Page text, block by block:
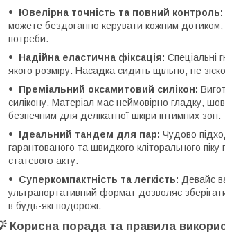
Ювелірна точність та повний контроль:
можете бездоганно керувати кожним дотиком,
потреби.
Надійна еластична фіксація: Спеціальні
якого розміру. Насадка сидить щільно, не
Преміальний оксамитовий силікон:
силікону. Матеріал має неймовірно гладку,
безпечним для делікатної шкіри інтимних зон.
Ідеальний тандем для пар: Чудово
гарантованого та швидкого кліторального
статевого акту.
Суперкомпактність та легкість: Девайс
ультрапортативний формат дозволяє
в будь-які подорожі.
Корисна порада та правила